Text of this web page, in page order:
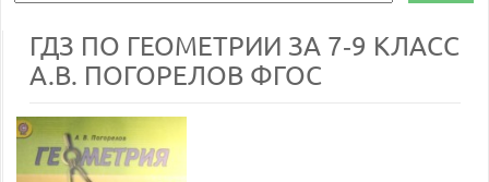
ГДЗ ПО ГЕОМЕТРИИ ЗА 7‐9 КЛАСС
А.В. ПОГОРЕЛОВ ФГОС